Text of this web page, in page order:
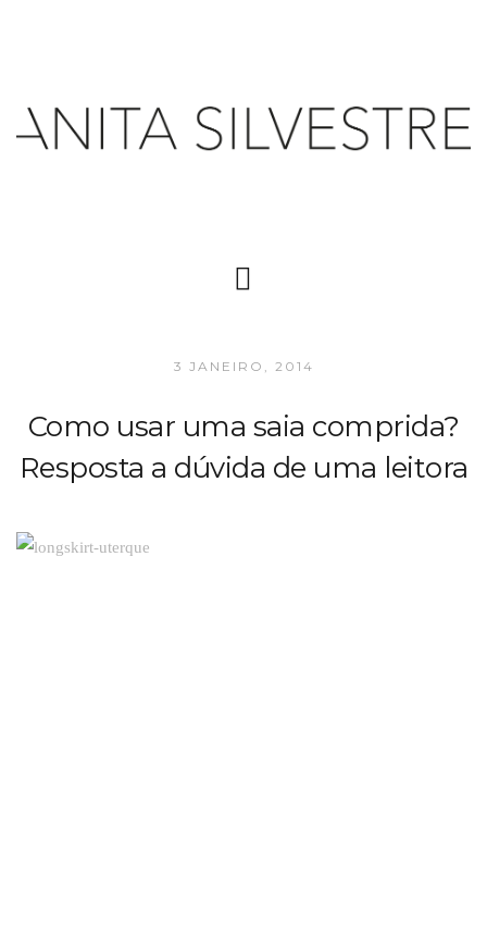
3 JANEIRO, 2014
Como usar uma saia comprida?
Resposta a dúvida de uma leitora